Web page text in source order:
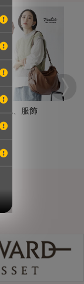
包包、服飾